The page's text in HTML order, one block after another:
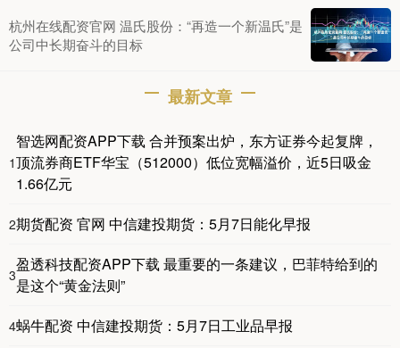
杭州在线配资官网 温氏股份：“再造一个新温氏”是
公司中长期奋斗的目标
最新文章
1
智选网配资APP下载 合并预案出炉，东方证券今起复牌，
顶流券商ETF华宝（512000）低位宽幅溢价，近5日吸金
1.66亿元
2期货配资 官网 中信建投期货：5月7日能化早报
3
盈透科技配资APP下载 最重要的一条建议，巴菲特给到的
是这个“黄金法则”
4蜗牛配资 中信建投期货：5月7日工业品早报